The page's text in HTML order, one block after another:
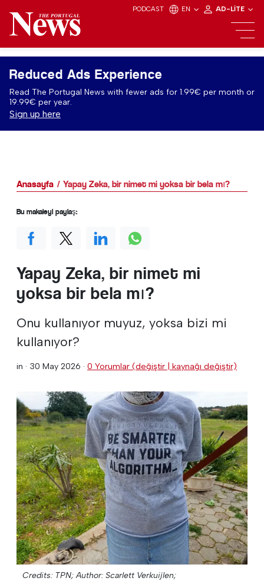
PODCAST EN AD-LITE
Reduced Ads Experience
Read The Portugal News with fewer ads for 1.99€ per month or
19.99€ per year.
Sign up here
Anasayfa Yapay Zeka, bir nimet mi yoksa bir bela mı?
Yapay Zeka, bir nimet mi
yoksa bir bela mı?
Onu kullanıyor muyuz, yoksa bizi mi
kullanıyor?
in · 30 May 2026 · 0 Yorumlar (değiştir | kaynağı değiştir)
Credits: TPN; Author: Scarlett Verkuijlen;
Bu makaleyi paylaş: